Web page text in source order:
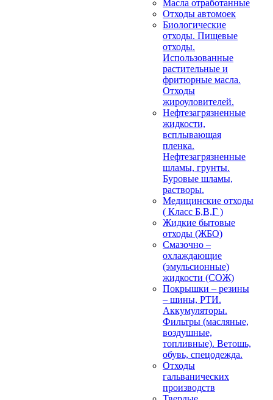
Масла отработанные
Отходы автомоек
Биологические
отходы. Пищевые
отходы.
Использованные
растительные и
фритюрные масла.
Отходы
жироуловителей.
Нефтезагрязненные
жидкости,
всплывающая
пленка.
Нефтезагрязненные
шламы, грунты.
Буровые шламы,
растворы.
Медицинские отходы
( Класс Б,В,Г )
Жидкие бытовые
отходы (ЖБО)
Смазочно –
охлаждающие
(эмульсионные)
жидкости (СОЖ)
Покрышки – резины
– шины, РТИ.
Аккумуляторы.
Фильтры (масляные,
воздушные,
топливные). Ветошь,
обувь, спецодежда.
Отходы
гальванических
производств